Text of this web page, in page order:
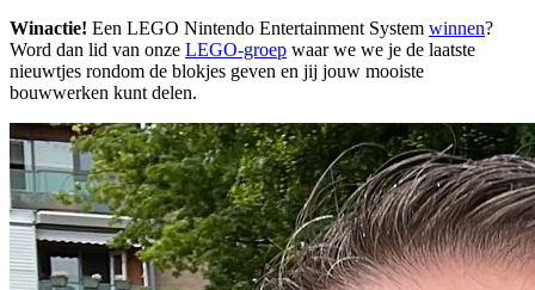
Winactie! Een LEGO Nintendo Entertainment System winnen?
Word dan lid van onze LEGO-groep waar we we je de laatste
nieuwtjes rondom de blokjes geven en jij jouw mooiste
bouwwerken kunt delen.